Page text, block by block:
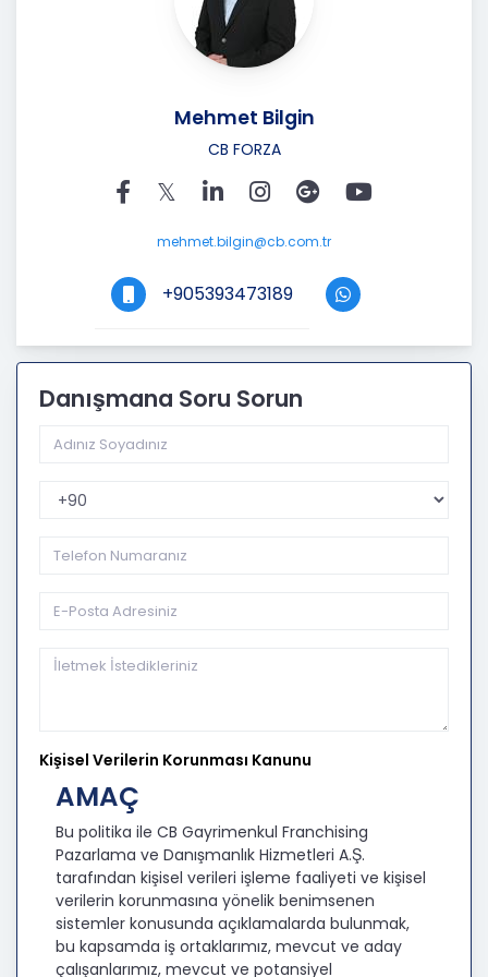
Mehmet Bilgin
CB FORZA
mehmet.bilgin@cb.com.tr
+905393473189
Danışmana Soru Sorun
Telefon Kodu
Kişisel Verilerin Korunması Kanunu
AMAÇ
Bu politika ile CB Gayrimenkul Franchising
Pazarlama ve Danışmanlık Hizmetleri A.Ş.
tarafından kişisel verileri işleme faaliyeti ve kişisel
verilerin korunmasına yönelik benimsenen
sistemler konusunda açıklamalarda bulunmak,
bu kapsamda iş ortaklarımız, mevcut ve aday
çalışanlarımız, mevcut ve potansiyel